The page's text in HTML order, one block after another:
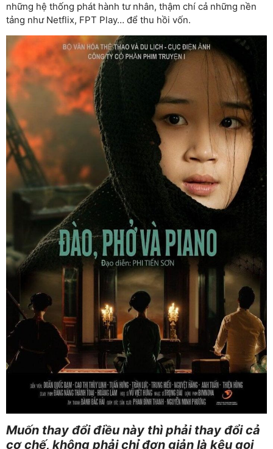
những hệ thống phát hành tư nhân, thậm chí cả những nền
tảng như Netflix, FPT Play… để thu hồi vốn.
Muốn thay đổi điều này thì phải thay đổi cả
cơ chế, không phải chỉ đơn giản là kêu gọi